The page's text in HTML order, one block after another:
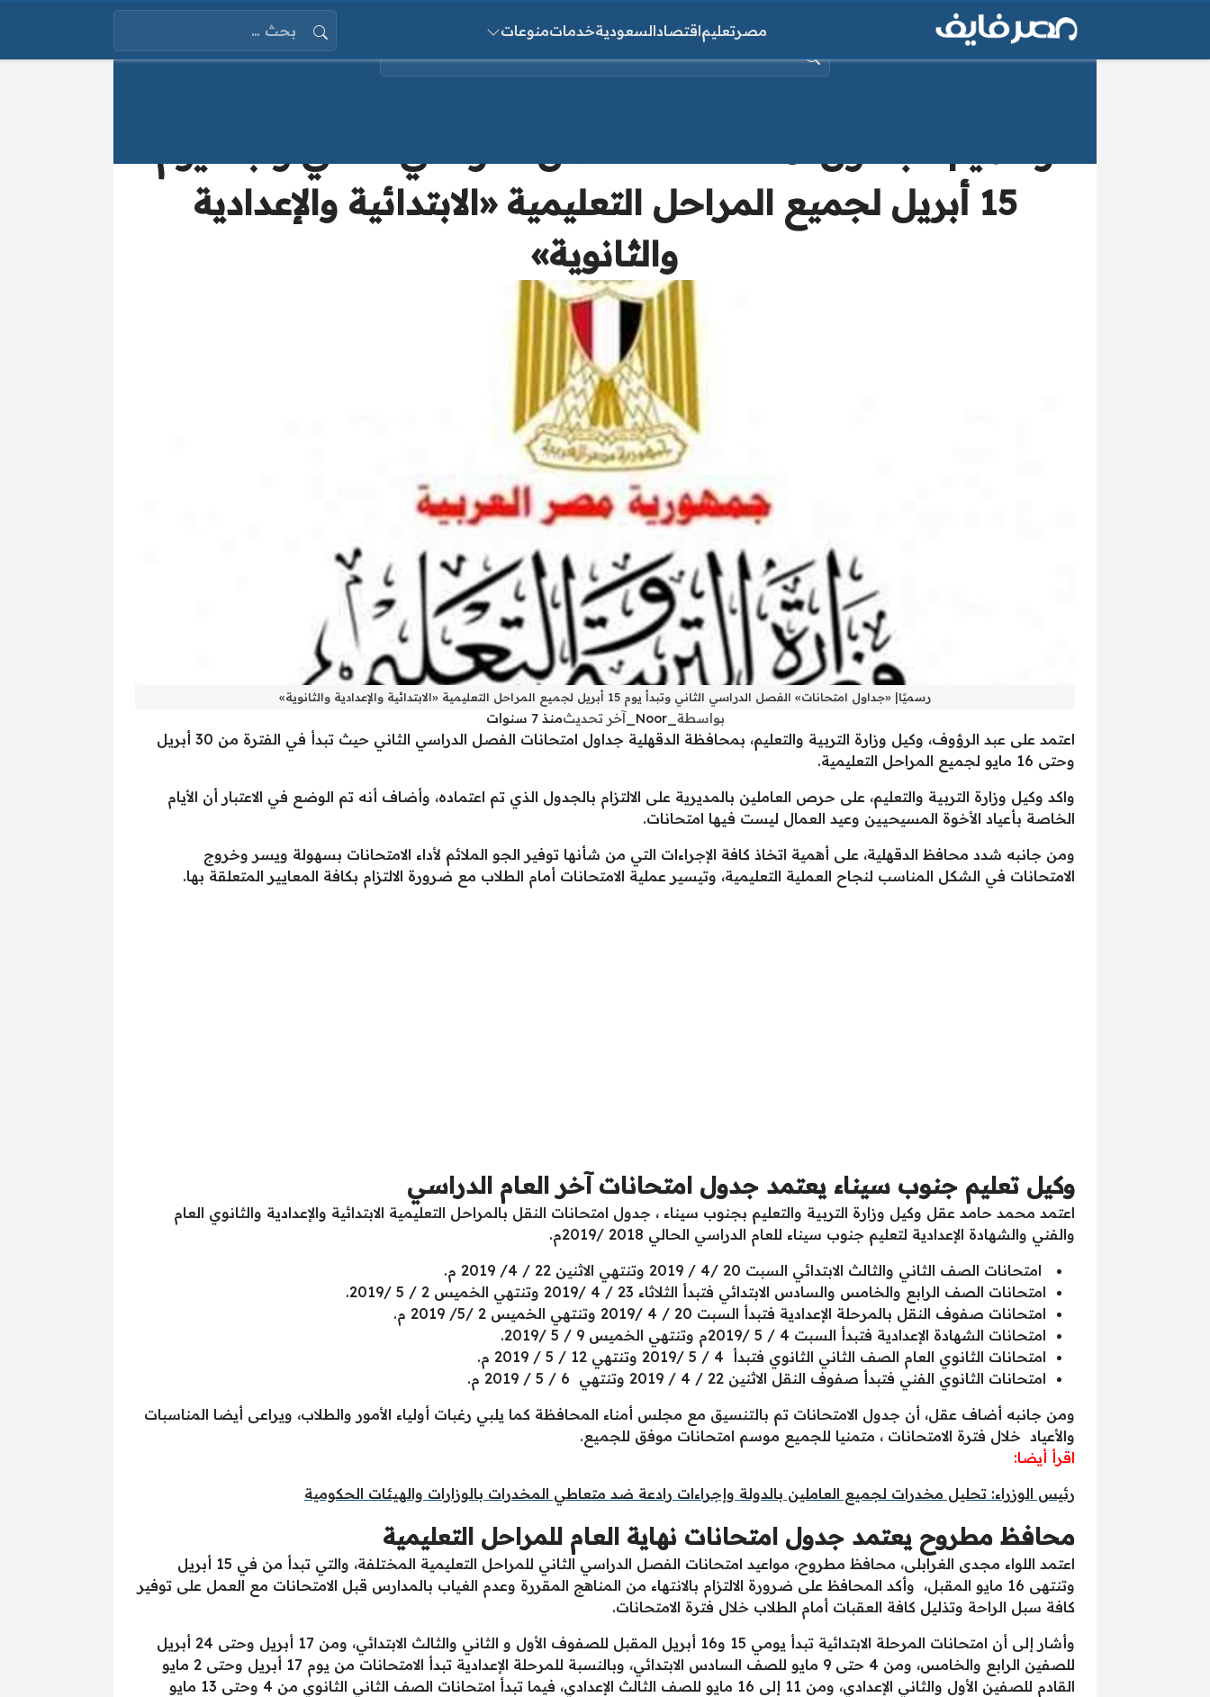
مصرتعليماقتصادالسعوديةخدماتمنوعات
البحث عن:
15 أبريل لجميع المراحل التعليمية «الابتدائية والإعدادية
والثانوية»
رسميًا| «جداول امتحانات» الفصل الدراسي الثاني وتبدأ يوم 15 أبريل لجميع المراحل التعليمية «الابتدائية والإعدادية والثانوية»
بواسطة _Noor_ آخر تحديثمنذ 7 سنوات
اعتمد على عبد الرؤوف، وكيل وزارة التربية والتعليم، بمحافظة الدقهلية جداول امتحانات الفصل الدراسي الثاني حيث تبدأ في الفترة من 30 أبريل
وحتى 16 مايو لجميع المراحل التعليمية.
واكد وكيل وزارة التربية والتعليم، على حرص العاملين بالمديرية على الالتزام بالجدول الذي تم اعتماده، وأضاف أنه تم الوضع في الاعتبار أن الأيام
الخاصة بأعياد الأخوة المسيحيين وعيد العمال ليست فيها امتحانات.
ومن جانبه شدد محافظ الدقهلية، على أهمية اتخاذ كافة الإجراءات التي من شأنها توفير الجو الملائم لأداء الامتحانات بسهولة ويسر وخروج
الامتحانات في الشكل المناسب لنجاح العملية التعليمية، وتيسير عملية الامتحانات أمام الطلاب مع ضرورة الالتزام بكافة المعايير المتعلقة بها.
وكيل تعليم جنوب سيناء يعتمد جدول امتحانات آخر العام الدراسي
اعتمد محمد حامد عقل وكيل وزارة التربية والتعليم بجنوب سيناء ، جدول امتحانات النقل بالمراحل التعليمية الابتدائية والإعدادية والثانوي العام
والفني والشهادة الإعدادية لتعليم جنوب سيناء للعام الدراسي الحالي 2018 /2019م.
امتحانات الصف الثاني والثالث الابتدائي السبت 20 /4 / 2019 وتنتهي الاثنين 22 / 4/ 2019 م.
امتحانات الصف الرابع والخامس والسادس الابتدائي فتبدأ الثلاثاء 23 / 4 /2019 وتنتهي الخميس 2 / 5 /2019.
امتحانات صفوف النقل بالمرحلة الإعدادية فتبدأ السبت 20 / 4 /2019 وتنتهي الخميس 2 /5/ 2019 م.
امتحانات الشهادة الإعدادية فتبدأ السبت 4 / 5 /2019م وتنتهي الخميس 9 / 5 /2019.
امتحانات الثانوي العام الصف الثاني الثانوي فتبدأ 4 / 5 /2019 وتنتهي 12 / 5 / 2019 م.
امتحانات الثانوي الفني فتبدأ صفوف النقل الاثنين 22 / 4 / 2019 وتنتهي 6 / 5 / 2019 م.
ومن جانبه أضاف عقل، أن جدول الامتحانات تم بالتنسيق مع مجلس أمناء المحافظة كما يلبي رغبات أولياء الأمور والطلاب، ويراعى أيضا المناسبات
والأعياد خلال فترة الامتحانات ، متمنيا للجميع موسم امتحانات موفق للجميع.
اقرأ أيضا:
رئيس الوزراء: تحليل مخدرات لجميع العاملين بالدولة وإجراءات رادعة ضد متعاطي المخدرات بالوزارات والهيئات الحكومية
محافظ مطروح يعتمد جدول امتحانات نهاية العام للمراحل التعليمية
اعتمد اللواء مجدى الغرابلى، محافظ مطروح، مواعيد امتحانات الفصل الدراسي الثاني للمراحل التعليمية المختلفة، والتي تبدأ من في 15 أبريل
وتنتهى 16 مايو المقبل، وأكد المحافظ على ضرورة الالتزام بالانتهاء من المناهج المقررة وعدم الغياب بالمدارس قبل الامتحانات مع العمل على توفير
كافة سبل الراحة وتذليل كافة العقبات أمام الطلاب خلال فترة الامتحانات.
وأشار إلى أن امتحانات المرحلة الابتدائية تبدأ يومي 15 و16 أبريل المقبل للصفوف الأول و الثاني والثالث الابتدائي، ومن 17 أبريل وحتى 24 أبريل
للصفين الرابع والخامس، ومن 4 حتى 9 مايو للصف السادس الابتدائي، وبالنسبة للمرحلة الإعدادية تبدأ الامتحانات من يوم 17 أبريل وحتى 2 مايو
القادم للصفين الأول والثاني الإعدادي، ومن 11 إلى 16 مايو للصف الثالث الإعدادي، فيما تبدأ امتحانات الصف الثاني الثانوي من 4 وحتى 13 مايو